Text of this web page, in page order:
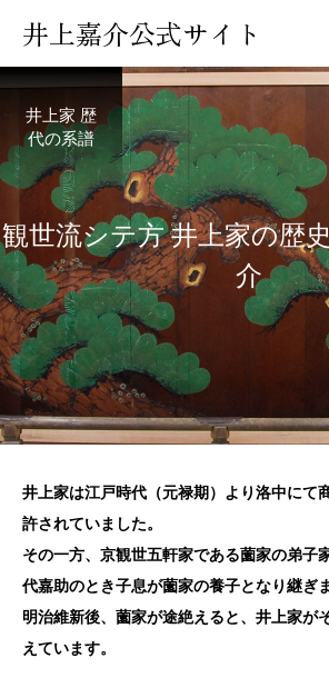
井上嘉介公式サイト
井上家 歴
代の系譜
観世流シテ方 井上家の歴史
介
井上家は江戸時代（元禄期）より洛中にて
許されていました。
その一方、京観世五軒家である薗家の弟子
代嘉助のとき子息が薗家の養子となり継ぎま
明治維新後、薗家が途絶えると、井上家が
えています。